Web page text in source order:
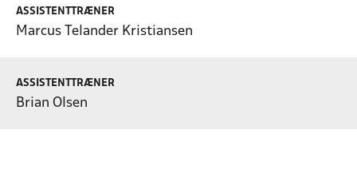
ASSISTENTTRÆNER
Marcus Telander Kristiansen
ASSISTENTTRÆNER
Brian Olsen